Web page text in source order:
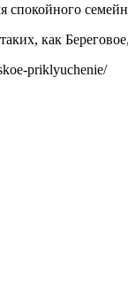
как
priklyuchenie/